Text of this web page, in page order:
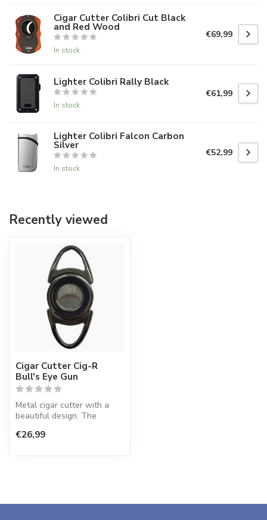
Cigar Cutter Colibri Cut Black
and Red Wood
In stock
€69,99
Lighter Colibri Rally Black
In stock
€61,99
Lighter Colibri Falcon Carbon
Silver
In stock
€52,99
Recently viewed
Cigar Cutter Cig-R
Bull's Eye Gun
Metal cigar cutter with a
beautiful design. The
sharp, p...
€26,99